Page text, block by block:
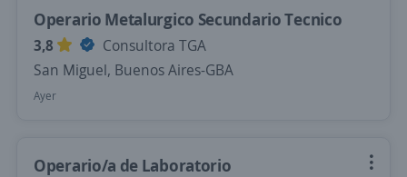
Operario Metalurgico Secundario Tecnico
3,8
Consultora TGA
San Miguel, Buenos Aires-GBA
Ayer
Operario/a de Laboratorio